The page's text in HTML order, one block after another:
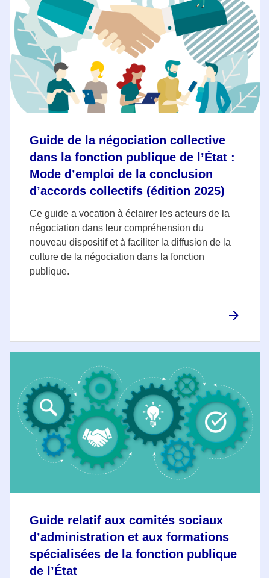
Guide de la négociation collective
dans la fonction publique de l’État :
Mode d’emploi de la conclusion
d’accords collectifs (édition 2025)
Ce guide a vocation à éclairer les acteurs de la
négociation dans leur compréhension du
nouveau dispositif et à faciliter la diffusion de la
culture de la négociation dans la fonction
publique.
Guide relatif aux comités sociaux
d’administration et aux formations
spécialisées de la fonction publique
de l’État